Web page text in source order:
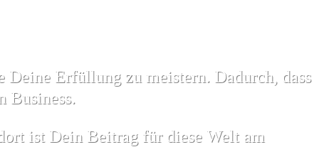
Erfüllung zu meistern. Dadurch, dass
Business.
ist Dein Beitrag für diese Welt am